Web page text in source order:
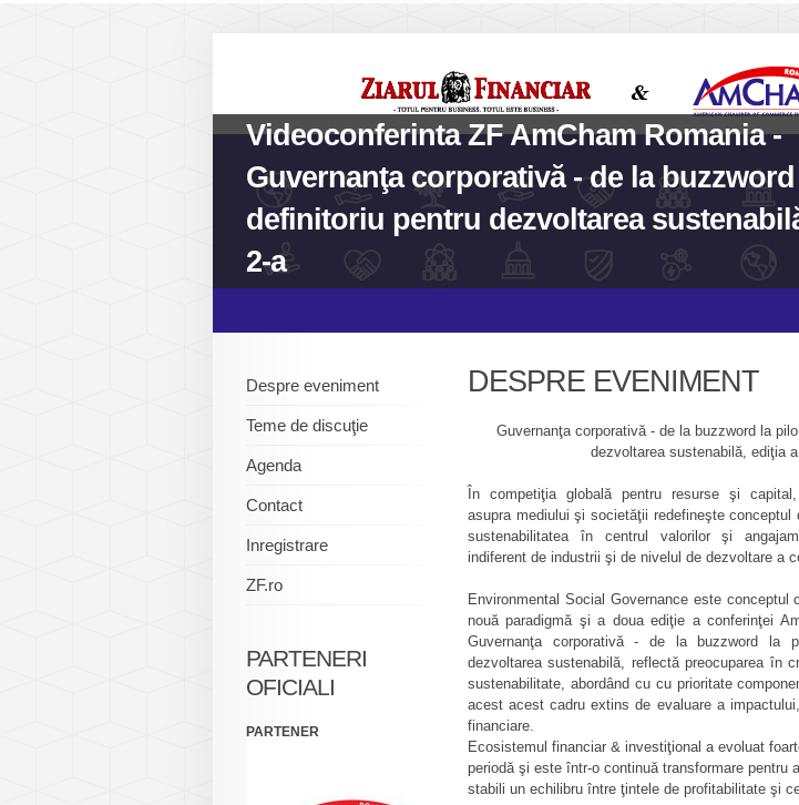
Videoconferinta ZF AmCham Romania -
Guvernanţa corporativă - de la
definitoriu pentru dezvoltarea
2-a
Despre eveniment
Teme de discuţie
Agenda
Contact
Inregistrare
ZF.ro
PARTENERI
OFICIALI
PARTENER
DESPRE EVENIMENT
Guvernanţa corporativă - de la buzzword la
dezvoltarea sustenabilă, ediţia
În competiţia globală pentru resurse şi
asupra mediului şi societăţii redefineşte conceptul
sustenabilitatea în centrul valorilor şi
indiferent de industrii şi de nivelul de dezvoltare a
Environmental Social Governance este conceptul
nouă paradigmă şi a doua ediţie a conferinţei
Guvernanţa corporativă - de la buzzword la
dezvoltarea sustenabilă, reflectă preocuparea în
sustenabilitate, abordând cu cu prioritate
acest acest cadru extins de evaluare a
financiare.
Ecosistemul financiar & investiţional a evoluat
periodă şi este într-o continuă transformare pentru
stabili un echilibru între ţintele de profitabilitate şi